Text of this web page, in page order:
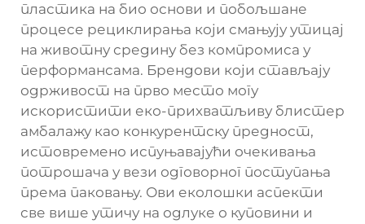
пластика на био основи и побољшане
процесе рециклирања који смањују утицај
на животну средину без компромиса у
перформансама. Брендови који стављају
одрживост на прво место могу
искористити еко-прихватљиву блистер
амбалажу као конкурентску предност,
истовремено испуњавајући очекивања
потрошача у вези одговорног поступања
према паковању. Ови еколошки аспекти
све више утичу на одлуке о куповини и